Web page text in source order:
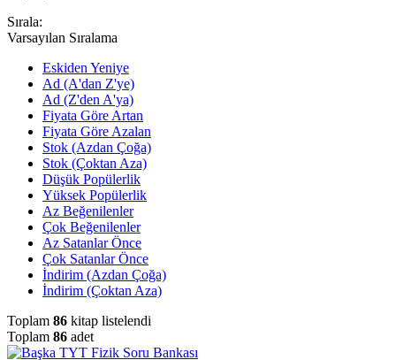
Sırala:
Varsayılan Sıralama
Eskiden Yeniye
Ad (A'dan Z'ye)
Ad (Z'den A'ya)
Fiyata Göre Artan
Fiyata Göre Azalan
Stok (Azdan Çoğa)
Stok (Çoktan Aza)
Düşük Popülerlik
Yüksek Popülerlik
Az Beğenilenler
Çok Beğenilenler
Az Satanlar Önce
Çok Satanlar Önce
İndirim (Azdan Çoğa)
İndirim (Çoktan Aza)
Toplam 86 kitap listelendi
Toplam 86 adet